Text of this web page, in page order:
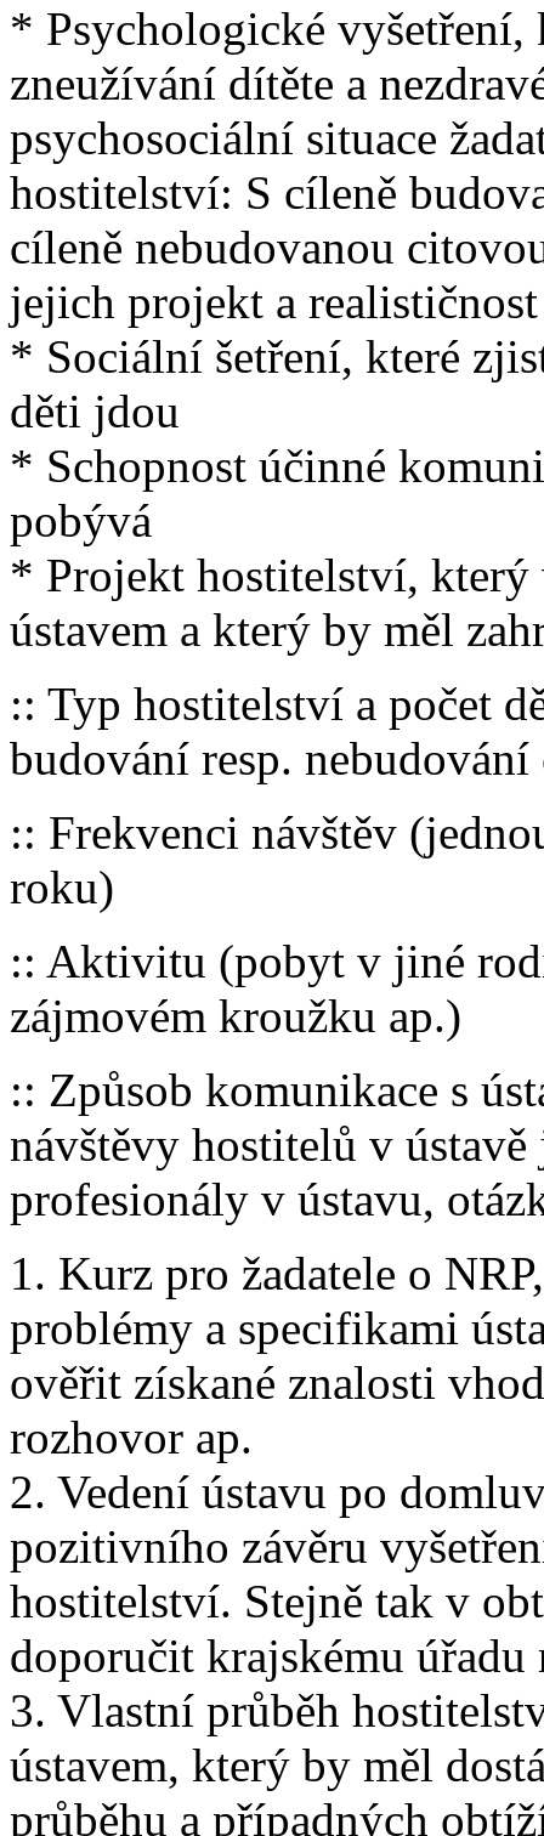
* Psychologické vyšetření,
zneužívání dítěte a
psychosociální situace
hostitelství: S cíleně
cíleně nebudovanou
jejich projekt a
* Sociální šetření, které
děti jdou
* Schopnost účinné
pobývá
* Projekt hostitelství, který
ústavem a který by měl
:: Typ hostitelství a počet
budování resp.
:: Frekvenci návštěv
roku)
:: Aktivitu (pobyt v jiné
zájmovém kroužku ap.)
:: Způsob komunikace s
návštěvy hostitelů v
profesionály v ústavu,
1. Kurz pro žadatele o
problémy a specifikami
ověřit získané znalosti
rozhovor ap.
2. Vedení ústavu po
pozitivního závěru
hostitelství. Stejně tak v
doporučit krajskému
3. Vlastní průběh
ústavem, který by měl
průběhu a případných